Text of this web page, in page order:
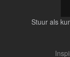
Stuur als